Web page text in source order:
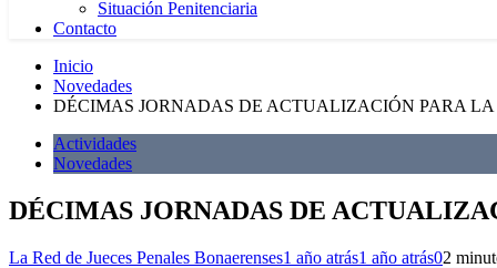
Situación Penitenciaria
Contacto
Inicio
Novedades
DÉCIMAS JORNADAS DE ACTUALIZACIÓN PARA
Actividades
Novedades
DÉCIMAS JORNADAS DE
La Red de Jueces Penales Bonaerenses1 año atrás1 año atrás02